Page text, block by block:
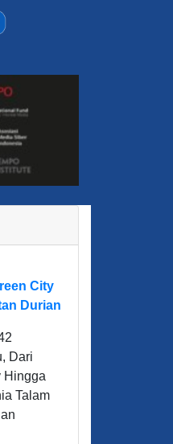
City
Durian
Dari
Hingga
Talam